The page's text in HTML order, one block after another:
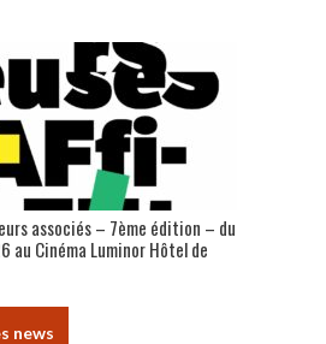
associés – 7ème édition – du
au Cinéma Luminor Hôtel de
news